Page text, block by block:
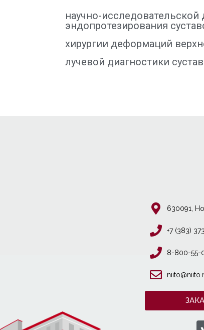
научно-
эндопротезирования
хирургии деформаций
лучевой диагностики
630091,
+7 (383)
8-800-55-